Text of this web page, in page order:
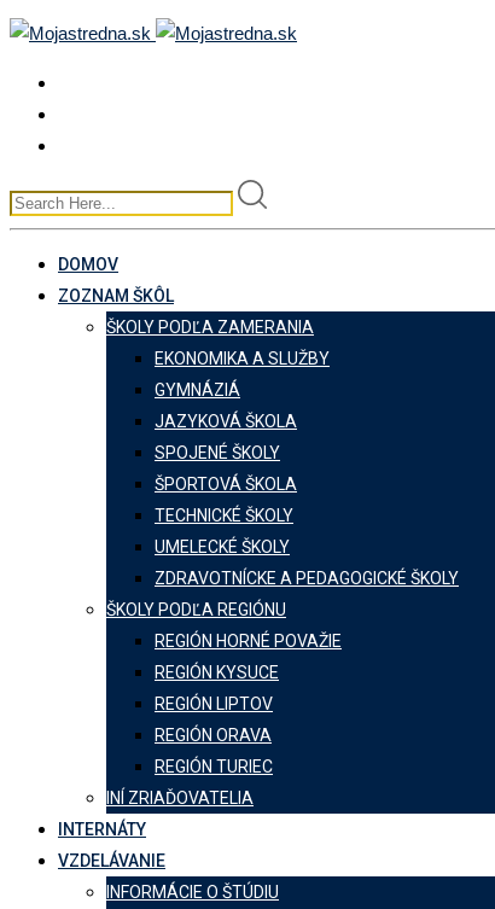
Skip
DOMOV
ZOZNAM ŠKÔL
ŠKOLY PODĽA ZAMERANIA
EKONOMIKA A SLUŽBY
GYMNÁZIÁ
JAZYKOVÁ ŠKOLA
SPOJENÉ ŠKOLY
ŠPORTOVÁ ŠKOLA
TECHNICKÉ ŠKOLY
UMELECKÉ ŠKOLY
ZDRAVOTNÍCKE A PEDAGOGICKÉ ŠKOLY
ŠKOLY PODĽA REGIÓNU
REGIÓN HORNÉ POVAŽIE
REGIÓN KYSUCE
REGIÓN LIPTOV
REGIÓN ORAVA
REGIÓN TURIEC
INÍ ZRIAĎOVATELIA
INTERNÁTY
VZDELÁVANIE
INFORMÁCIE O ŠTÚDIU